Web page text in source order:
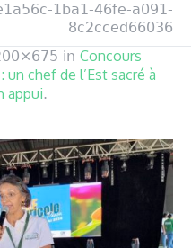
1ba1-46fe-a091-
8c2cced66036
in Concours
chef de l’Est sacré à
appui.